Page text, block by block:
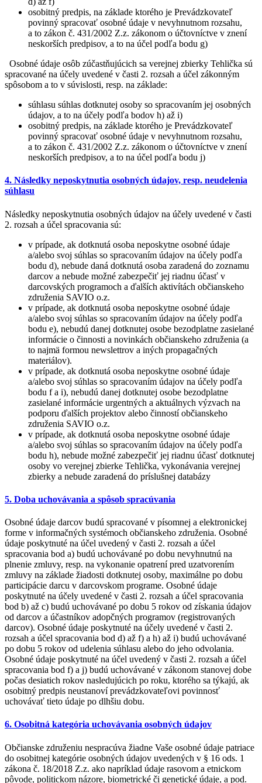
osobitný predpis, na základe ktorého je Prevádzkovateľ
povinný spracovať osobné údaje v nevyhnutnom rozsahu,
a to zákon č. 431/2002 Z.z. zákonom o účtovníctve v znení
neskorších predpisov, a to na účel podľa bodu g)
Osobné údaje osôb zúčastňujúcich sa verejnej zbierky Tehlička sú
spracované na účely uvedené v časti 2. rozsah a účel zákonným
spôsobom a to v súvislosti, resp. na základe:
súhlasu súhlas dotknutej osoby so spracovaním jej osobných
údajov, a to na účely podľa bodov h) až i)
osobitný predpis, na základe ktorého je Prevádzkovateľ
povinný spracovať osobné údaje v nevyhnutnom rozsahu,
a to zákon č. 431/2002 Z.z. zákonom o účtovníctve v znení
neskorších predpisov, a to na účel podľa bodu j)
4. Následky neposkytnutia osobných údajov, resp. neudelenia
súhlasu
Následky neposkytnutia osobných údajov na účely uvedené v časti
2. rozsah a účel spracovania sú:
v prípade, ak dotknutá osoba neposkytne osobné údaje
a/alebo svoj súhlas so spracovaním údajov na účely podľa
bodu d), nebude daná dotknutá osoba zaradená do zoznamu
darcov a nebude možné zabezpečiť jej riadnu účasť v
darcovských programoch a ďalších aktivítách občianskeho
združenia SAVIO o.z.
v prípade, ak dotknutá osoba neposkytne osobné údaje
a/alebo svoj súhlas so spracovaním údajov na účely podľa
bodu e), nebudú danej dotknutej osobe bezodplatne zasielané
informácie o činnosti a novinkách občianskeho združenia (a
to najmä formou newslettrov a iných propagačných
materiálov).
v prípade, ak dotknutá osoba neposkytne osobné údaje
a/alebo svoj súhlas so spracovaním údajov na účely podľa
bodu f a i), nebudú danej dotknutej osobe bezodplatne
zasielané informácie urgentných a aktuálnych výzvach na
podporu ďalších projektov alebo činností občianskeho
združenia SAVIO o.z.
v prípade, ak dotknutá osoba neposkytne osobné údaje
a/alebo svoj súhlas so spracovaním údajov na účely podľa
bodu h), nebude možné zabezpečiť jej riadnu účasť dotknutej
osoby vo verejnej zbierke Tehlička, vykonávania verejnej
zbierky a nebude zaradená do príslušnej databázy
5. Doba uchovávania a spôsob spracúvania
Osobné údaje darcov budú spracované v písomnej a elektronickej
forme v informačných systémoch občianskeho združenia. Osobné
údaje poskytnuté na účel uvedený v časti 2. rozsah a účel
spracovania bod a) budú uchovávané po dobu nevyhnutnú na
plnenie zmluvy, resp. na vykonanie opatrení pred uzatvorením
zmluvy na základe žiadosti dotknutej osoby, maximálne po dobu
participácie darcu v darcovskom programe. Osobné údaje
poskytnuté na účely uvedené v časti 2. rozsah a účel spracovania
bod b) až c) budú uchovávané po dobu 5 rokov od získania údajov
od darcov a účastníkov adopčných programov (registrovaných
darcov). Osobné údaje poskytnuté na účely uvedené v časti 2.
rozsah a účel spracovania bod d) až f) a h) až i) budú uchovávané
po dobu 5 rokov od udelenia súhlasu alebo do jeho odvolania.
Osobné údaje poskytnuté na účel uvedený v časti 2. rozsah a účel
spracovania bod f) a j) budú uchovávané v zákonom stanovej dobe
počas desiatich rokov nasledujúcich po roku, ktorého sa týkajú, ak
osobitný predpis neustanoví prevádzkovateľovi povinnosť
uchovávať tieto údaje po dlhšiu dobu.
6. Osobitná kategória uchovávania osobných údajov
Občianske združeniu nespracúva žiadne Vaše osobné údaje patriace
do osobitnej kategórie osobných údajov uvedených v § 16 ods. 1
zákona č. 18/2018 Z.z. ako napríklad údaje rasovom a etnickom
pôvode, politickom názore, biometrické či genetické údaje, a pod.